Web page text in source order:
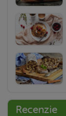
Recenzie